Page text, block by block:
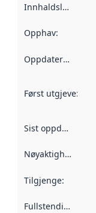
Innhaldsleverandørar
Opphav:
Oppdateringsfrekvens
Først utgjeve:
Sist oppdatert
Nøyaktigheit
Tilgjenge:
Fullstendigheit